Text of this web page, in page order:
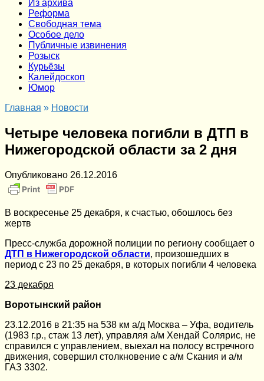
Из архива
Реформа
Cвободная тема
Особое дело
Публичные извинения
Розыск
Курьёзы
Калейдоскоп
Юмор
Главная » Новости
Четыре человека погибли в ДТП в
Нижегородской области за 2 дня
Опубликовано 26.12.2016
В воскресенье 25 декабря, к счастью, обошлось без
жертв
Пресс-служба дорожной полиции по региону сообщает о
ДТП в Нижегородской области, произошедших в
период с 23 по 25 декабря, в которых погибли 4 человека
23 декабря
Воротынский район
23.12.2016 в 21:35 на 538 км а/д Москва – Уфа, водитель
(1983 г.р., стаж 13 лет), управляя а/м Хендай Солярис, не
справился с управлением, выехал на полосу встречного
движения, совершил столкновение с а/м Скания и а/м
ГАЗ 3302.